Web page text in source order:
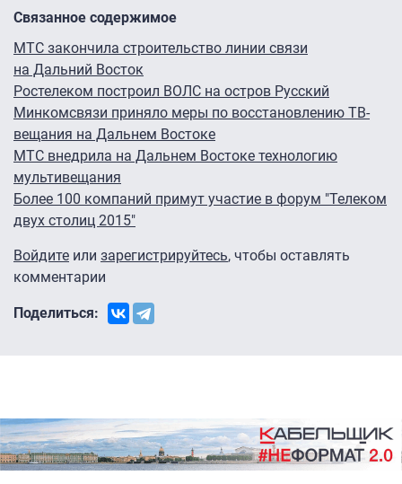
Связанное содержимое
МТС закончила строительство линии связи
на Дальний Восток
Ростелеком построил ВОЛС на остров Русский
Минкомсвязи приняло меры по восстановлению ТВ-
вещания на Дальнем Востоке
МТС внедрила на Дальнем Востоке технологию
мультивещания
Более 100 компаний примут участие в форум "Телеком
двух столиц 2015"
Войдите или зарегистрируйтесь, чтобы оставлять
комментарии
Поделиться: